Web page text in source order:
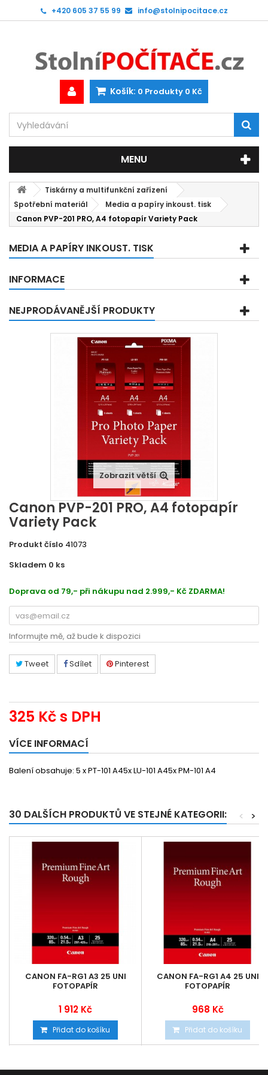
+420 605 37 55 99 info@stolnipocitace.cz
Košík: 0 Produkty 0 Kč
MENU
Tiskárny a multifunkční zařízení
Spotřební materiál
Media a papíry inkoust. tisk
Canon PVP-201 PRO, A4 fotopapír Variety Pack
MEDIA A PAPÍRY INKOUST. TISK
INFORMACE
NEJPRODÁVANĚJŠÍ PRODUKTY
Zobrazit větší
Canon PVP-201 PRO, A4 fotopapír
Variety Pack
Produkt číslo 41073
Skladem 0 ks
Doprava od 79,- při nákupu nad 2.999,- Kč ZDARMA!
Informujte mě, až bude k dispozici
Tweet Sdílet Pinterest
325 Kčs DPH
VÍCE INFORMACÍ
Balení obsahuje: 5 x PT-101 A45x LU-101 A45x PM-101 A4
30 DALŠÍCH PRODUKTŮ VE STEJNÉ KATEGORII: >
<
CANON FA-RG1 A3 25 UNI
FOTOPAPÍR
1 912 Kč
Přidat do košíku
CANON FA-RG1 A4 25 UNI
FOTOPAPÍR
968 Kč
Přidat do košíku